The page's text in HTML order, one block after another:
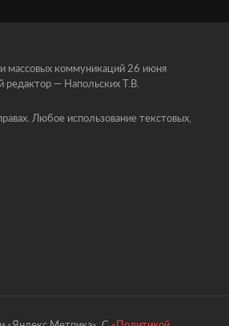
массовых коммуникаций 26 июня
— Напольских Т.В.
Любое использование текстовых,